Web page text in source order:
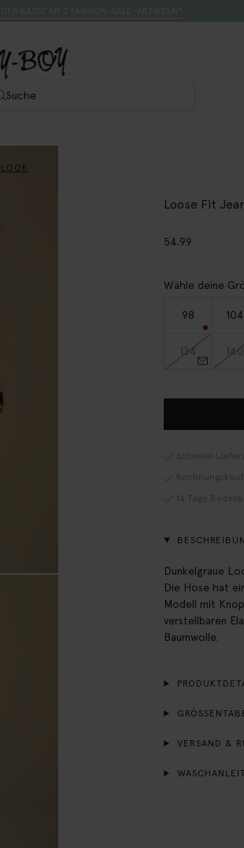
Suche
Loose Fit
54.99
Wähle deine
98 104
134 140
Schnelle
14 Tage
Dunkelgraue
Die Hose hat
Modell mit
verstellbaren
Baumwolle.
VERSAND &